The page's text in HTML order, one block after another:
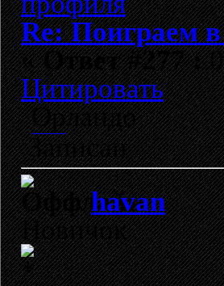
Re: Поиграем в
«Ответ #277 :
Цитировать
Орландо
http://appleproblem.ru/contacts/
Записан
havan
Новичок